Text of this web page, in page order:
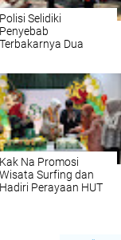
Polisi Selidiki
Penyebab
Terbakarnya Dua
Lamteumen Timur
Banda Aceh
Kak Na Promosi
Wisata Surfing dan
Hadiri Perayaan HUT